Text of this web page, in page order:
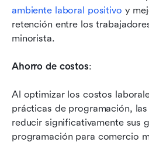
ambiente laboral positivo y
retención entre los
minorista.
Ahorro de costos:
Al optimizar los costos
prácticas de programación,
reducir significativamente sus